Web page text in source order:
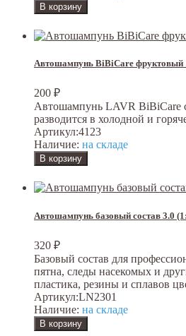
Автошампунь BiBiCare фруктовый
200 ₽
Автошампунь LAVR BiBiCare
разводится в холодной и
Артикул:4123
Наличие: на складе
Автошампунь базовый состав 3.0
320 ₽
Базовый состав для
пятна, следы насекомых и
пластика, резины и сплавов
Артикул:LN2301
Наличие: на складе